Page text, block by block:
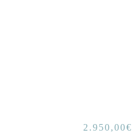
2.950,00€